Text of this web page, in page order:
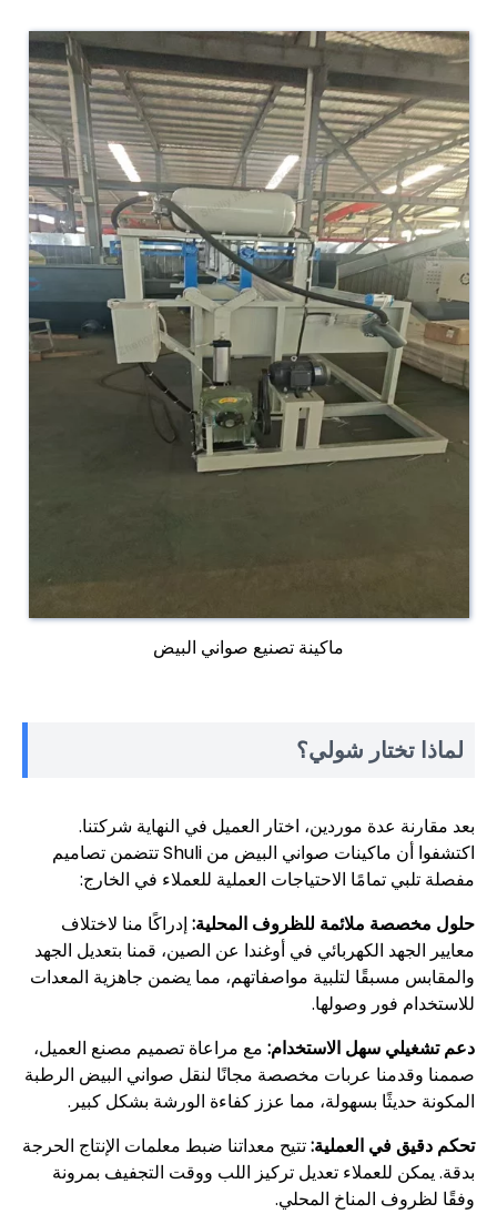
ماكينة تصنيع صواني البيض
لماذا تختار شولي؟
بعد مقارنة عدة موردين، اختار العميل في النهاية شركتنا.
اكتشفوا أن ماكينات صواني البيض من Shuli تتضمن تصاميم
مفصلة تلبي تمامًا الاحتياجات العملية للعملاء في الخارج:
حلول مخصصة ملائمة للظروف المحلية:إدراكًا منا لاختلاف
معايير الجهد الكهربائي في أوغندا عن الصين، قمنا بتعديل الجهد
والمقابس مسبقًا لتلبية مواصفاتهم، مما يضمن جاهزية المعدات
للاستخدام فور وصولها.
دعم تشغيلي سهل الاستخدام: مع مراعاة تصميم مصنع العميل،
صممنا وقدمنا عربات مخصصة مجانًا لنقل صواني البيض الرطبة
المكونة حديثًا بسهولة، مما عزز كفاءة الورشة بشكل كبير.
تحكم دقيق في العملية:تتيح معداتنا ضبط معلمات الإنتاج الحرجة
بدقة. يمكن للعملاء تعديل تركيز اللب ووقت التجفيف بمرونة
وفقًا لظروف المناخ المحلي.